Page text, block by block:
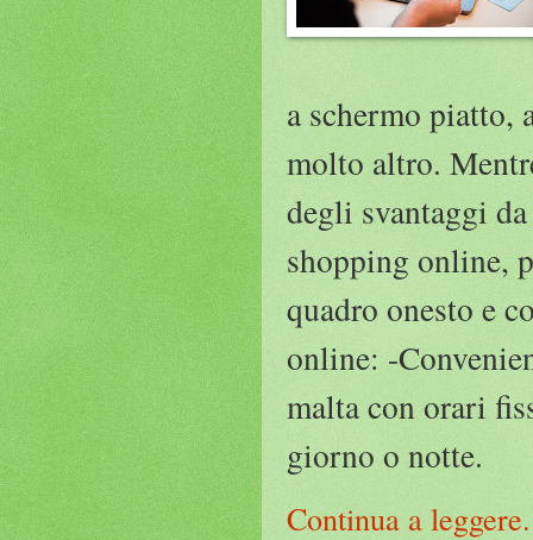
a schermo
molto altro.
degli svantaggi
shopping online,
quadro onesto e
online: -
malta con orari
giorno o
Continua a